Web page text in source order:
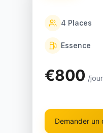
4 Places
Essence
€800 /jour
Demander un